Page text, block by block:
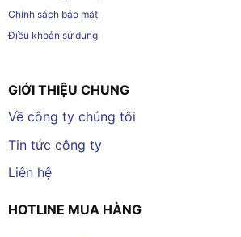
Chính sách bảo mật
Điều khoản sử dụng
GIỚI THIỆU CHUNG
Về công ty chúng tôi
Tin tức công ty
Liên hệ
HOTLINE MUA HÀNG